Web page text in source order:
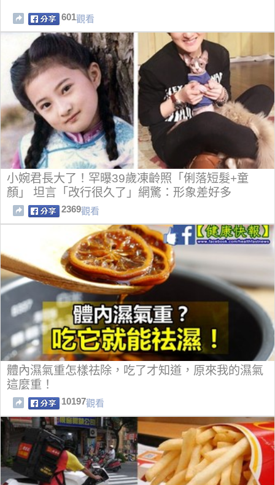
601觀看
小婉君長大了！罕曝39歲凍齡照「俐落短髮+童
顏」 坦言「改行很久了」網驚：形象差好多
2369觀看
體內濕氣重怎樣祛除，吃了才知道，原來我的濕氣
這麼重！
10197觀看